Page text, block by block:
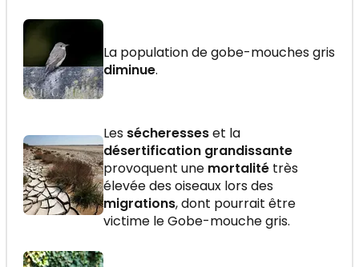
La population de gobe-mouches gris
diminue.
Les sécheresseset la
désertification grandissante
provoquent une mortalité très
élevée des oiseaux lors des
migrations, dont pourrait être
victime le Gobe-mouche gris.